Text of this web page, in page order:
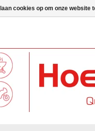
cookies op om onze website